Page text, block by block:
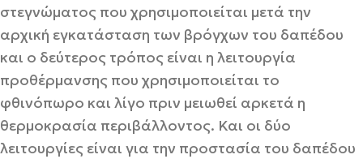
στεγνώματος που χρησιμοποιείται μετά την
αρχική εγκατάσταση των βρόγχων του δαπέδου
και ο δεύτερος τρόπος είναι η λειτουργία
προθέρμανσης που χρησιμοποιείται το
φθινόπωρο και λίγο πριν μειωθεί αρκετά η
θερμοκρασία περιβάλλοντος. Και οι δύο
λειτουργίες είναι για την προστασία του δαπέδου